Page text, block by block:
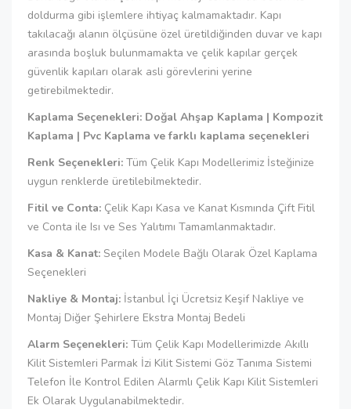
doldurma gibi işlemlere ihtiyaç kalmamaktadır. Kapı
takılacağı alanın ölçüsüne özel üretildiğinden duvar ve kapı
arasında boşluk bulunmamakta ve çelik kapılar gerçek
güvenlik kapıları olarak asli görevlerini yerine
getirebilmektedir.
Kaplama Seçenekleri: Doğal Ahşap Kaplama | Kompozit
Kaplama | Pvc Kaplama ve farklı kaplama seçenekleri
Renk Seçenekleri: Tüm Çelik Kapı Modellerimiz İsteğinize
uygun renklerde üretilebilmektedir.
Fitil ve Conta: Çelik Kapı Kasa ve Kanat Kısmında Çift Fitil
ve Conta ile Isı ve Ses Yalıtımı Tamamlanmaktadır.
Kasa & Kanat: Seçilen Modele Bağlı Olarak Özel Kaplama
Seçenekleri
Nakliye & Montaj: İstanbul İçi Ücretsiz Keşif Nakliye ve
Montaj Diğer Şehirlere Ekstra Montaj Bedeli
Alarm Seçenekleri: Tüm Çelik Kapı Modellerimizde Akıllı
Kilit Sistemleri Parmak İzi Kilit Sistemi Göz Tanıma Sistemi
Telefon İle Kontrol Edilen Alarmlı Çelik Kapı Kilit Sistemleri
Ek Olarak Uygulanabilmektedir.